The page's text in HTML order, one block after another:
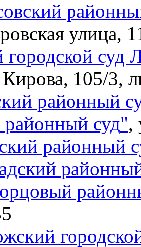
улица,
суд
105/3,
районный
суд",
районный